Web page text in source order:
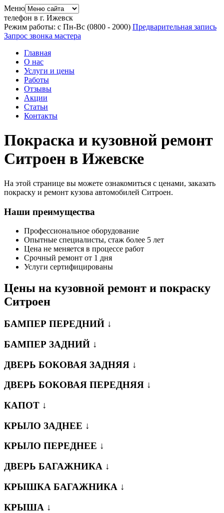
Меню
телефон в г. Ижевск
Режим работы: с Пн-Вс (0800 - 2000) Предварительная запись
Запрос звонка мастера
Главная
О нас
Услуги и цены
Работы
Отзывы
Акции
Статьи
Контакты
Покраска и кузовной ремонт
Ситроен в Ижевске
На этой странице вы можете ознакомиться с ценами, заказать
покраску и ремонт кузова автомобилей Ситроен.
Наши преимущества
Профессиональное оборудование
Опытные специалисты, стаж более 5 лет
Цена не меняется в процессе работ
Срочный ремонт от 1 дня
Услуги сертифицированы
Цены на кузовной ремонт и покраску
Ситроен
БАМПЕР ПЕРЕДНИЙ ↓
БАМПЕР ЗАДНИЙ ↓
ДВЕРЬ БОКОВАЯ ЗАДНЯЯ ↓
ДВЕРЬ БОКОВАЯ ПЕРЕДНЯЯ ↓
КАПОТ ↓
КРЫЛО ЗАДНЕЕ ↓
КРЫЛО ПЕРЕДНЕЕ ↓
ДВЕРЬ БАГАЖНИКА ↓
КРЫШКА БАГАЖНИКА ↓
КРЫША ↓